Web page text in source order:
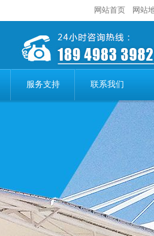
网站首页 网站
服务支持 联系我们